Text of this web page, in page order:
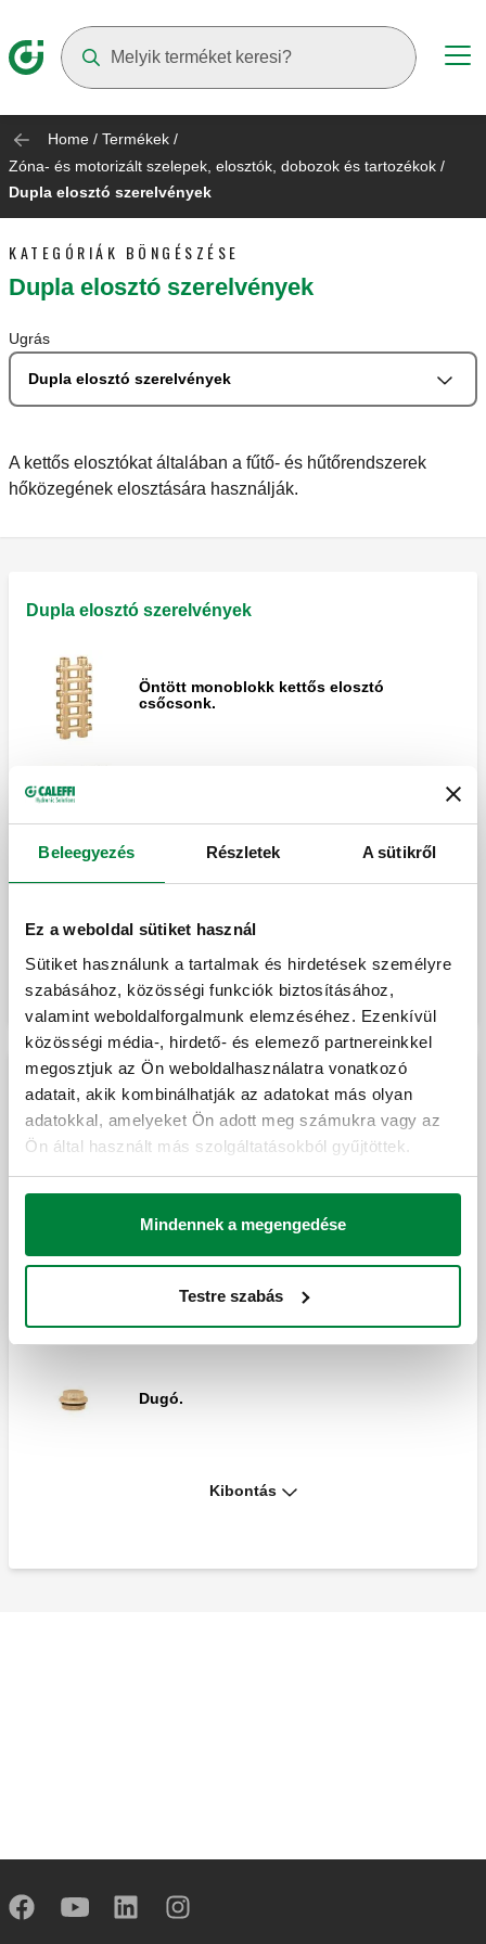
Beleegyezés Részletek A sütikről
Ez a weboldal sütiket használ
Sütiket használunk a tartalmak és hirdetések személyre
szabásához, közösségi funkciók biztosításához,
valamint weboldalforgalmunk elemzéséhez. Ezenkívül
közösségi média-, hirdető- és elemező partnereinkkel
megosztjuk az Ön weboldalhasználatra vonatkozó
adatait, akik kombinálhatják az adatokat más olyan
adatokkal, amelyeket Ön adott meg számukra vagy az
Ön által használt más szolgáltatásokból gyűjtöttek.
Mindennek a megengedése
Testre szabás
Home / Termékek /
Zóna- és motorizált szelepek, elosztók, dobozok és tartozékok /
Dupla elosztó szerelvények
KATEGÓRIÁK BÖNGÉSZÉSE
Dupla elosztó szerelvények
Ugrás
Dupla elosztó szerelvények
A kettős elosztókat általában a fűtő- és hűtőrendszerek
hőközegének elosztására használják.
Dupla elosztó szerelvények
Öntött monoblokk kettős elosztó
csőcsonk.
elosztó csőcsonk.
Dupla elosztó szerelvények tartozékai
elosztó csőcsonkokhoz.
Dugó.
Végszerelvény a légtelenítő
Kibontás